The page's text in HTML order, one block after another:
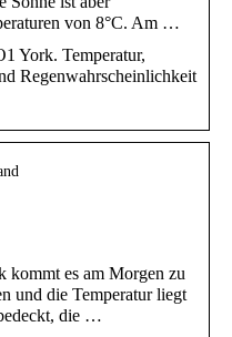
von 8°C. Am …
York. Temperatur,
Regenwahrscheinlichkeit
kommt es am Morgen zu
und die Temperatur liegt
die …